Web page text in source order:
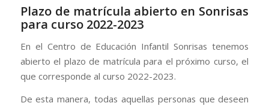
Plazo de matrícula abierto en Sonrisas
para curso 2022-2023
En el Centro de Educación Infantil Sonrisas tenemos
abierto el plazo de matrícula para el próximo curso, el
que corresponde al curso 2022-2023.
De esta manera, todas aquellas personas que deseen